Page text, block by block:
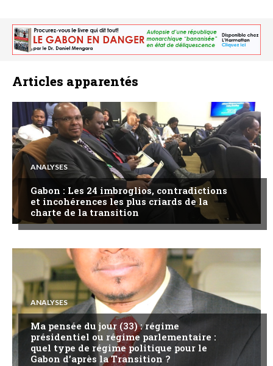
Articles apparentés
ANALYSES
Gabon : Les 24 imbroglios, contradictions
et incohérences les plus criards de la
charte de la transition
ANALYSES
Ma pensée du jour (33) : régime
présidentiel ou régime parlementaire :
quel type de régime politique pour le
Gabon d’après la Transition ?